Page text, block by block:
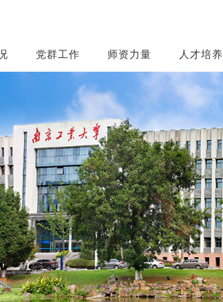
党群工作 师资力量 人才培养